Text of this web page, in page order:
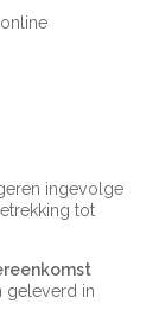
ingevolge
tot
geleverd in